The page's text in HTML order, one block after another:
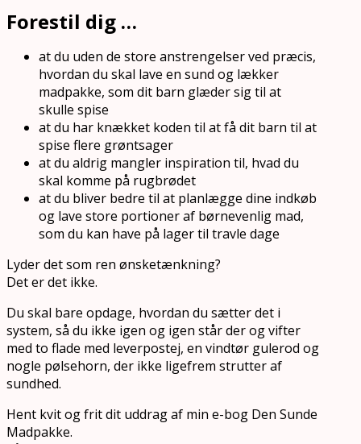
Forestil dig …
at du uden de store anstrengelser ved præcis,
hvordan du skal lave en sund og lækker
madpakke, som dit barn glæder sig til at
skulle spise
at du har knækket koden til at få dit barn til at
spise flere grøntsager
at du aldrig mangler inspiration til, hvad du
skal komme på rugbrødet
at du bliver bedre til at planlægge dine indkøb
og lave store portioner af børnevenlig mad,
som du kan have på lager til travle dage
Lyder det som ren ønsketænkning?
Det er det ikke.
Du skal bare opdage, hvordan du sætter det i
system, så du ikke igen og igen står der og vifter
med to flade med leverpostej, en vindtør gulerod og
nogle pølsehorn, der ikke ligefrem strutter af
sundhed.
Hent kvit og frit dit uddrag af min e-bog Den Sunde
Madpakke.